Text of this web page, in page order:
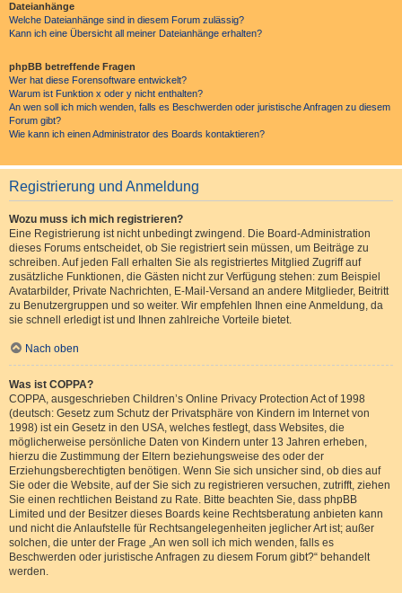
Dateianhänge
Welche Dateianhänge sind in diesem Forum zulässig?
Kann ich eine Übersicht all meiner Dateianhänge erhalten?
phpBB betreffende Fragen
Wer hat diese Forensoftware entwickelt?
Warum ist Funktion x oder y nicht enthalten?
An wen soll ich mich wenden, falls es Beschwerden oder juristische Anfragen zu diesem
Forum gibt?
Wie kann ich einen Administrator des Boards kontaktieren?
Registrierung und Anmeldung
Wozu muss ich mich registrieren?
Eine Registrierung ist nicht unbedingt zwingend. Die Board-Administration
dieses Forums entscheidet, ob Sie registriert sein müssen, um Beiträge zu
schreiben. Auf jeden Fall erhalten Sie als registriertes Mitglied Zugriff auf
zusätzliche Funktionen, die Gästen nicht zur Verfügung stehen: zum Beispiel
Avatarbilder, Private Nachrichten, E-Mail-Versand an andere Mitglieder, Beitritt
zu Benutzergruppen und so weiter. Wir empfehlen Ihnen eine Anmeldung, da
sie schnell erledigt ist und Ihnen zahlreiche Vorteile bietet.
Nach oben
Was ist COPPA?
COPPA, ausgeschrieben Children’s Online Privacy Protection Act of 1998
(deutsch: Gesetz zum Schutz der Privatsphäre von Kindern im Internet von
1998) ist ein Gesetz in den USA, welches festlegt, dass Websites, die
möglicherweise persönliche Daten von Kindern unter 13 Jahren erheben,
hierzu die Zustimmung der Eltern beziehungsweise des oder der
Erziehungsberechtigten benötigen. Wenn Sie sich unsicher sind, ob dies auf
Sie oder die Website, auf der Sie sich zu registrieren versuchen, zutrifft, ziehen
Sie einen rechtlichen Beistand zu Rate. Bitte beachten Sie, dass phpBB
Limited und der Besitzer dieses Boards keine Rechtsberatung anbieten kann
und nicht die Anlaufstelle für Rechtsangelegenheiten jeglicher Art ist; außer
solchen, die unter der Frage „An wen soll ich mich wenden, falls es
Beschwerden oder juristische Anfragen zu diesem Forum gibt?“ behandelt
werden.